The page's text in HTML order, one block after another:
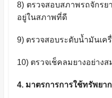
8) ตรวจสอบสภาพรถจักร
อยู่ในสภาพที่ดี
9) ตรวจสอบระดับน้ำมันเค
10) ตรวจเช็คลมยางอย่างส
4. มาตรการการใช้ทรัพยา